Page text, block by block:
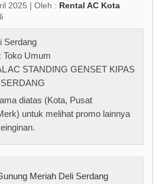
2025 | Oleh : Rental AC Kota
Serdang
Toko Umum
AC STANDING GENSET KIPAS
diatas (Kota, Pusat
untuk melihat promo lainnya